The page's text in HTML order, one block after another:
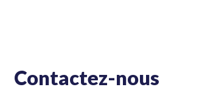
Contactez-nous